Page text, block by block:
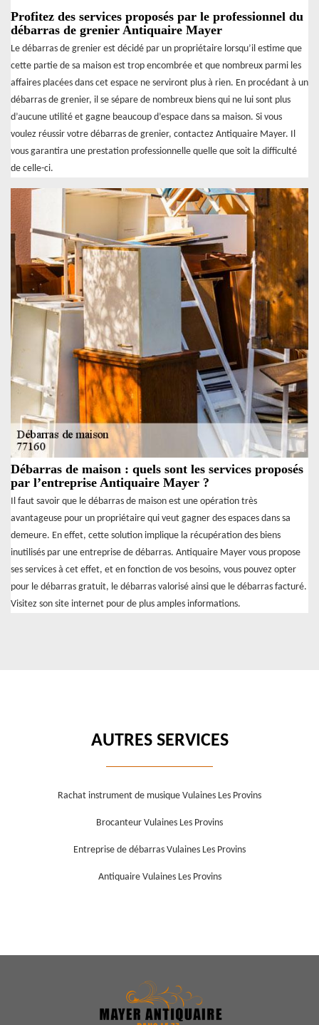
Profitez des services proposés par le professionnel du
débarras de grenier Antiquaire Mayer
Le débarras de grenier est décidé par un propriétaire lorsqu’il estime que
cette partie de sa maison est trop encombrée et que nombreux parmi les
affaires placées dans cet espace ne serviront plus à rien. En procédant à un
débarras de grenier, il se sépare de nombreux biens qui ne lui sont plus
d’aucune utilité et gagne beaucoup d’espace dans sa maison. Si vous
voulez réussir votre débarras de grenier, contactez Antiquaire Mayer. Il
vous garantira une prestation professionnelle quelle que soit la difficulté
de celle-ci.
Débarras de maison : quels sont les services proposés
par l’entreprise Antiquaire Mayer ?
Il faut savoir que le débarras de maison est une opération très
avantageuse pour un propriétaire qui veut gagner des espaces dans sa
demeure. En effet, cette solution implique la récupération des biens
inutilisés par une entreprise de débarras. Antiquaire Mayer vous propose
ses services à cet effet, et en fonction de vos besoins, vous pouvez opter
pour le débarras gratuit, le débarras valorisé ainsi que le débarras facturé.
Visitez son site internet pour de plus amples informations.
AUTRES SERVICES
Rachat instrument de musique Vulaines Les Provins
Brocanteur Vulaines Les Provins
Entreprise de débarras Vulaines Les Provins
Antiquaire Vulaines Les Provins